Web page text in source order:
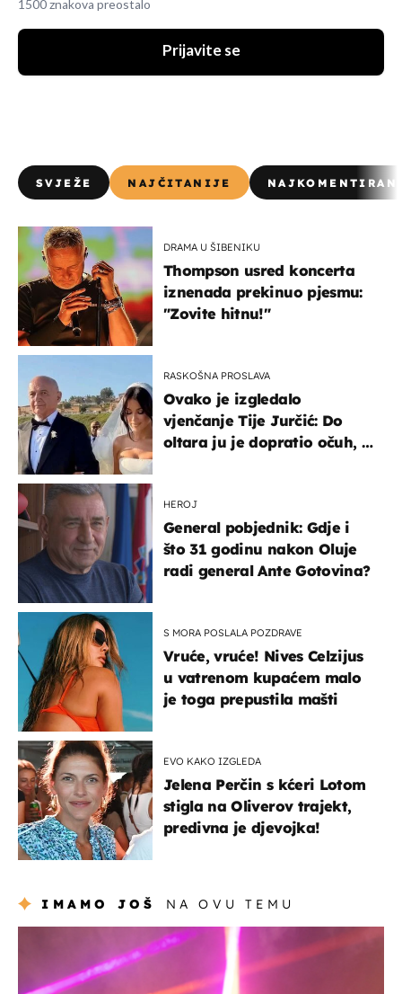
1500 znakova preostalo
Prijavite se
SVJEŽE NAJČITANIJE
DRAMA U ŠIBENIKU
Thompson usred koncerta
iznenada prekinuo pjesmu:
"Zovite hitnu!"
RASKOŠNA PROSLAVA
Ovako je izgledalo
vjenčanje Tije Jurčić: Do
oltara ju je dopratio očuh, a
HEROJ
General pobjednik: Gdje i
što 31 godinu nakon Oluje
radi general Ante Gotovina?
S MORA POSLALA POZDRAVE
Vruće, vruće! Nives Celzijus
u vatrenom kupaćem malo
je toga prepustila mašti
EVO KAKO IZGLEDA
Jelena Perčin s kćeri Lotom
stigla na Oliverov trajekt,
predivna je djevojka!
IMAMO JOŠ NA OVU TEMU